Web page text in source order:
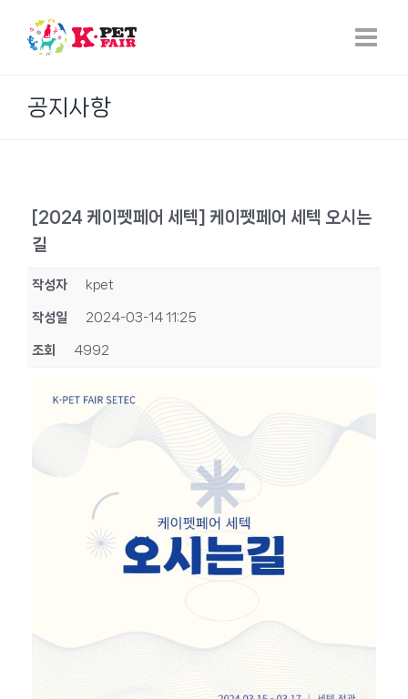
content
공지사항
[2024 케이펫페어 세텍] 케이펫페어 세텍 오시는
길
작성자 kpet
작성일 2024-03-14 11:25
조회 4992